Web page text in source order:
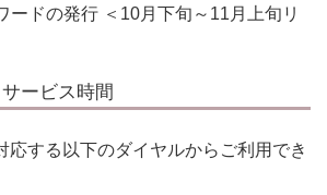
ードの発行 ＜10月下旬～11月上旬リ
ービス時間
応する以下のダイヤルからご利用でき